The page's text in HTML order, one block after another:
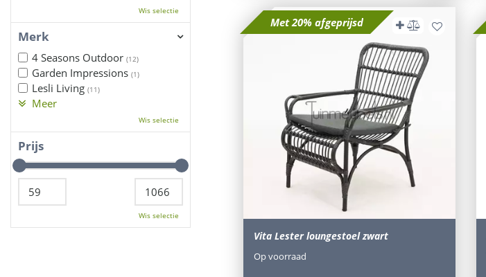
Met 20% afgeprijsd
Vita Lester loungestoel zwart
Op voorraad
Wis selectie
Merk
4 Seasons Outdoor (12)
Garden Impressions (1)
Lesli Living (11)
Meer
Wis selectie
Prijs
Wis selectie